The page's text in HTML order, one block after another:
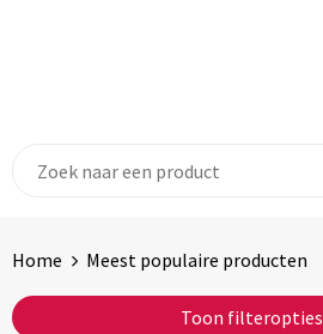
Home Meest populaire producten
Toon filteropties